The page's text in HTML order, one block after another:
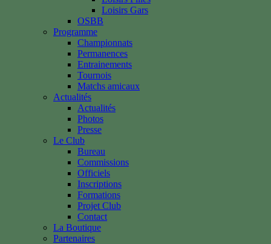
Loisirs Gars
OSBB
Programme
Championnats
Permanences
Entrainements
Tournois
Matchs amicaux
Actualités
Actualités
Photos
Presse
Le Club
Bureau
Commissions
Officiels
Inscriptions
Formations
Projet Club
Contact
La Boutique
Partenaires